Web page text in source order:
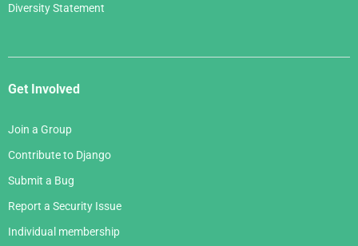
Diversity Statement
Get Involved
Join a Group
Contribute to Django
Submit a Bug
Report a Security Issue
Individual membership